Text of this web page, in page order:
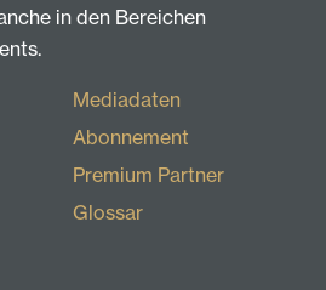
in den Bereichen
Mediadaten
Abonnement
Premium Partner
Glossar